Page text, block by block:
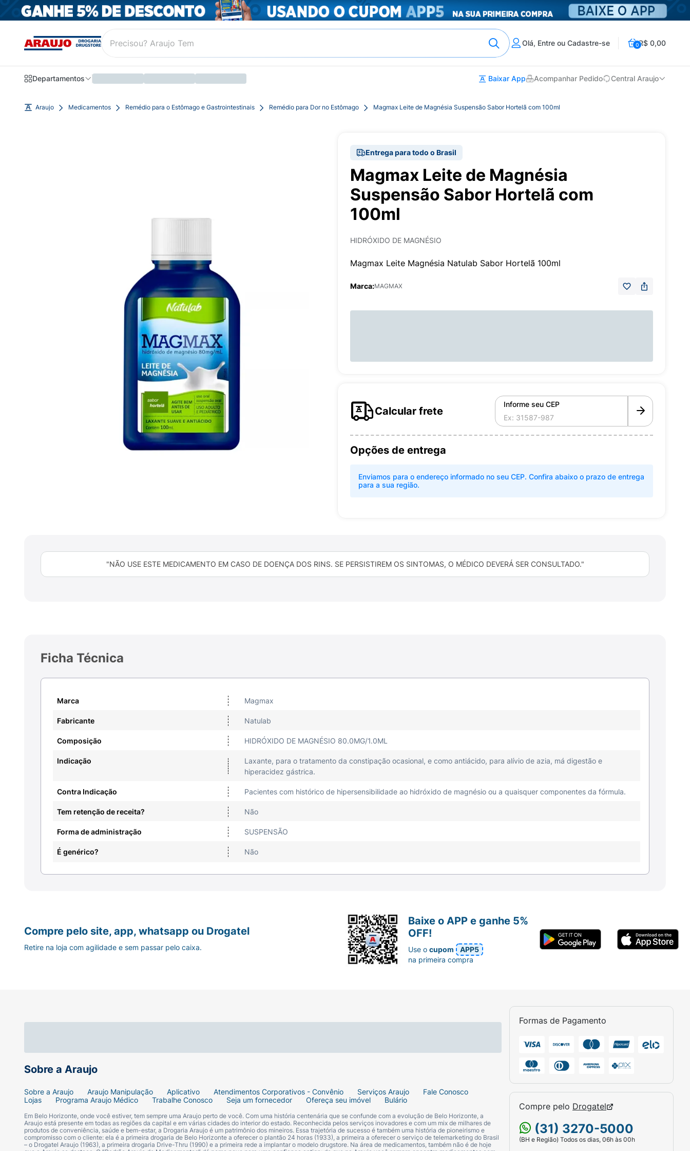
Olá, Entre ou Cadastre-se 0R$ 0,00
Departamentos Baixar App Acompanhar Pedido Central Araujo
Araujo Medicamentos Remédio para o Estômago e Gastrointestinais Remédio para Dor no Estômago Magmax Leite de Magnésia Suspensão Sabor Hortelã com 100ml
Entrega para todo o Brasil
Magmax Leite de Magnésia
Suspensão Sabor Hortelã com
100ml
HIDRÓXIDO DE MAGNÉSIO
Magmax Leite Magnésia Natulab Sabor Hortelã 100ml
Marca:MAGMAX
Calcular frete
Informe seu CEP
Opções de entrega
Enviamos para o endereço informado no seu CEP. Confira abaixo o prazo de entrega
para a sua região.
"NÃO USE ESTE MEDICAMENTO EM CASO DE DOENÇA DOS RINS. SE PERSISTIREM OS SINTOMAS, O MÉDICO DEVERÁ SER CONSULTADO."
Ficha Técnica
Marca Magmax
Fabricante Natulab
Composição HIDRÓXIDO DE MAGNÉSIO 80.0MG/1.0ML
Indicação
Laxante, para o tratamento da constipação ocasional, e como antiácido, para alívio de azia, má digestão e
hiperacidez gástrica.
Contra Indicação Pacientes com histórico de hipersensibilidade ao hidróxido de magnésio ou a quaisquer componentes da fórmula.
Tem retenção de receita? Não
Forma de administração SUSPENSÃO
É genérico? Não
Sobre a Araujo
Sobre a Araujo Araujo Manipulação Aplicativo Atendimentos Corporativos - Convênio Serviços Araujo
Fale Conosco
Lojas
Programa Araujo Médico Trabalhe Conosco Seja um fornecedor Ofereça seu imóvel Bulário
Em Belo Horizonte, onde você estiver, tem sempre uma Araujo perto de você. Com uma história centenária que se confunde com a evolução de Belo Horizonte, a
Araujo está presente em todas as regiões da capital e em várias cidades do interior do estado. Reconhecida pelos serviços inovadores e com um mix de milhares de
produtos de conveniência, saúde e bem-estar, a Drogaria Araujo é um patrimônio dos mineiros. Essa trajetória de sucesso é também uma história de pioneirismo e
compromisso com o cliente: ela é a primeira drogaria de Belo Horizonte a oferecer o plantão 24 horas (1933), a primeira a oferecer o serviço de telemarketing do Brasil
– o Drogatel Araujo (1963), a primeira drogaria Drive-Thru (1990) e a primeira rede a implantar o modelo drugstore. Na área de medicamentos, também não é de hoje
Formas de Pagamento
Compre pelo Drogatel
(31) 3270-5000
(BH e Região) Todos os dias, 06h às 00h
Compre pelo site, app, whatsapp ou Drogatel
Retire na loja com agilidade e sem passar pelo caixa.
Baixe o APP e ganhe 5%
OFF!
Use ocupom
APP5
na primeira compra